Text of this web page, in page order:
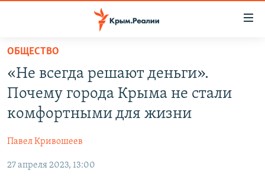
Вернуться
основному
содержанию
Вернутся
главной
навигации
Вернутся
СПЕЦПРОЕКТЫ
ГРУЗ 200
11 ЛЕТ ОККУПАЦИИ КРЫМА. 11 ИСТОРИЙ СОПРОТИВЛЕНИЯ
ЕЩЕ
ИНТЕРАКТИВ
РАДІО СВОБОДА
ОБЩЕСТВО
«Не всегда решают деньги».
Почему города Крыма не стали
комфортными для жизни
Павел Кривошеев
27 апреля 2023, 13:00